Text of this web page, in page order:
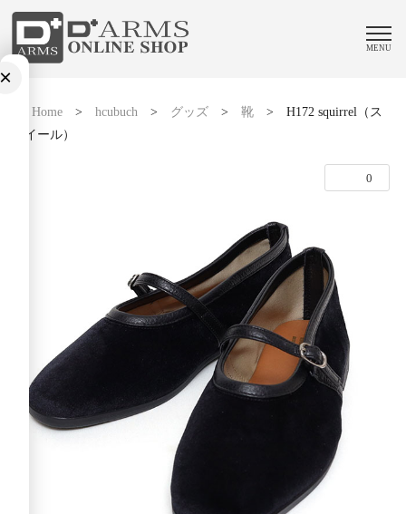
MENU
Home> hcubuch> グッズ> 靴> H172 squirrel（ス
クイール）
0
×